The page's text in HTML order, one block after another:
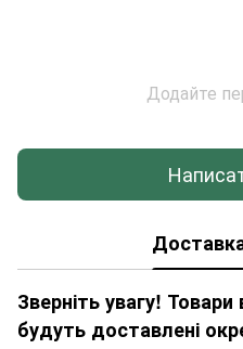
Додайте
Зверніть увагу! Товари
будуть доставлені